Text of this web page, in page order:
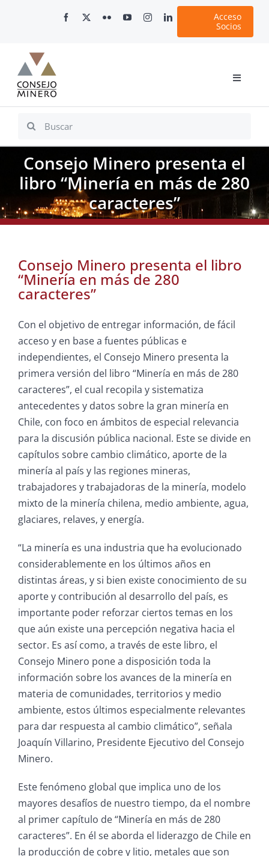
Acceso
Socios
Toggle
Documentos
Minería en Chile
Plataformas Digitales
Comunicaciones
Search
Consejo Minero presenta el
libro “Minería en más de 280
caracteres”
Consejo Minero presenta el libro
“Minería en más de 280
caracteres”
Con el objetivo de entregar información, de fácil
acceso y en base a fuentes públicas e
independientes, el Consejo Minero presenta la
primera versión del libro “Minería en más de 280
caracteres”, el cual recopila y sistematiza
antecedentes y datos sobre la gran minería en
Chile, con foco en ámbitos de especial relevancia
para la discusión pública nacional. Este se divide en
capítulos sobre cambio climático, aporte de la
minería al país y las regiones mineras,
trabajadores y trabajadoras de la minería, modelo
mixto de la minería chilena, medio ambiente, agua,
glaciares, relaves, y energía.
“La minería es una industria que ha evolucionado
considerablemente en los últimos años en
distintas áreas, y si bien existe conocimiento de su
aporte y contribución al desarrollo del país, es
importante poder reforzar ciertos temas en los
que aún existe una percepción negativa hacia el
sector. Es así como, a través de este libro, el
Consejo Minero pone a disposición toda la
información sobre los avances de la minería en
materia de comunidades, territorios y medio
ambiente, estos últimos especialmente relevantes
para dar respuesta al cambio climático”, señala
Joaquín Villarino, Presidente Ejecutivo del Consejo
Minero.
Este fenómeno global que implica uno de los
mayores desafíos de nuestro tiempo, da el nombre
al primer capítulo de “Minería en más de 280
caracteres”. En él se aborda el liderazgo de Chile en
la producción de cobre y litio, metales que son